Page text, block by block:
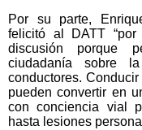
Por su parte,
felicitó al DATT
discusión porque
ciudadanía sobre
conductores.
pueden convertir en
con conciencia vial
hasta lesiones